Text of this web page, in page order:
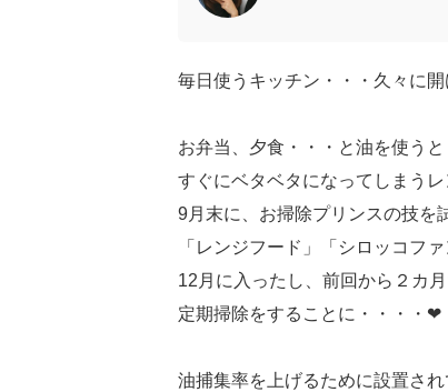
毎日使うキッチン・・・久々に
お弁当、夕食・・・と油を使うと
すぐにベタベタになってしまう
9月末に、お掃除プリンスの技を
「レンジフード」「シロッコフ
12月に入ったし、前回から２カ
定期掃除をすることに・・・・❤
油捕集率を上げるために設置され